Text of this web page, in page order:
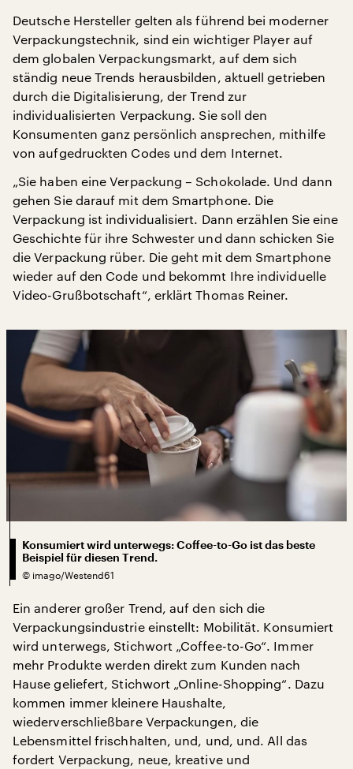
Deutsche Hersteller gelten als führend bei moderner
Verpackungstechnik, sind ein wichtiger Player auf
dem globalen Verpackungsmarkt, auf dem sich
ständig neue Trends herausbilden, aktuell getrieben
durch die Digitalisierung, der Trend zur
individualisierten Verpackung. Sie soll den
Konsumenten ganz persönlich ansprechen, mithilfe
von aufgedruckten Codes und dem Internet.
„Sie haben eine Verpackung – Schokolade. Und dann
gehen Sie darauf mit dem Smartphone. Die
Verpackung ist individualisiert. Dann erzählen Sie eine
Geschichte für ihre Schwester und dann schicken Sie
die Verpackung rüber. Die geht mit dem Smartphone
wieder auf den Code und bekommt Ihre individuelle
Video-Grußbotschaft“, erklärt Thomas Reiner.
Konsumiert wird unterwegs: Coffee-to-Go ist das beste
Beispiel für diesen Trend.
© imago/Westend61
Ein anderer großer Trend, auf den sich die
Verpackungsindustrie einstellt: Mobilität. Konsumiert
wird unterwegs, Stichwort „Coffee-to-Go“. Immer
mehr Produkte werden direkt zum Kunden nach
Hause geliefert, Stichwort „Online-Shopping“. Dazu
kommen immer kleinere Haushalte,
wiederverschließbare Verpackungen, die
Lebensmittel frischhalten, und, und, und. All das
fordert Verpackung, neue, kreative und